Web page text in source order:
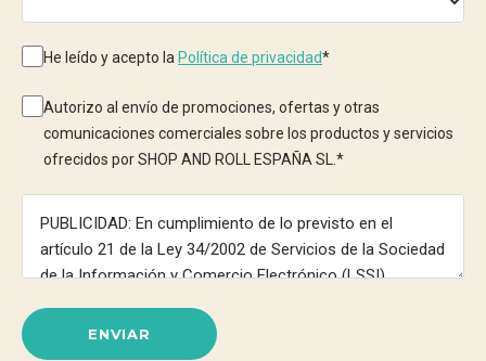
He leído y acepto la Política de privacidad*
Autorizo al envío de promociones, ofertas y otras
comunicaciones comerciales sobre los productos y servicios
ofrecidos por SHOP AND ROLL ESPAÑA SL. *
ENVIAR